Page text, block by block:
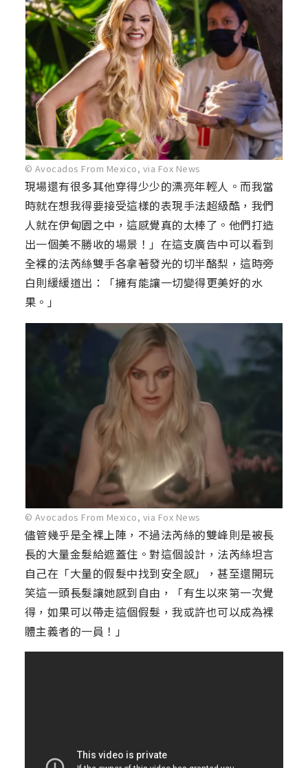
© Avocados From Mexico, via Fox News
現場還有很多其他穿得少少的漂亮年輕人。而我當
時就在想我得要接受這樣的表現手法超級酷，我們
人就在伊甸園之中，這感覺真的太棒了。他們打造
出一個美不勝收的場景！」在這支廣告中可以看到
全裸的法芮絲雙手各拿著發光的切半酪梨，這時旁
白則緩緩道出：「擁有能讓一切變得更美好的水
果。」
© Avocados From Mexico, via Fox News
儘管幾乎是全裸上陣，不過法芮絲的雙峰則是被長
長的大量金髮給遮蓋住。對這個設計，法芮絲坦言
自己在「大量的假髮中找到安全感」，甚至還開玩
笑這一頭長髮讓她感到自由，「有生以來第一次覺
得，如果可以帶走這個假髮，我或許也可以成為裸
體主義者的一員！」